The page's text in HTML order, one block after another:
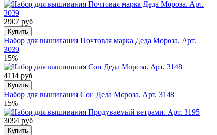
2907 руб
Купить
Набор для вышивания Почтовая марка Деда Мороза. Арт.
3039
15%
4114 руб
Купить
Набор для вышивания Сон Деда Мороза. Арт. 3148
15%
3094 руб
Купить